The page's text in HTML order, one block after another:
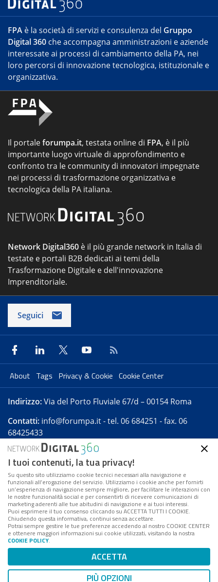
FPA è la società di servizi e consulenza del Gruppo
Digital 360 che accompagna amministrazioni e aziende
interessate ai processi di cambiamento della PA, nei
loro percorsi di innovazione tecnologica, istituzionale e
organizzativa.
Il portaleforumpa.it, testata online di FPA, è il più
importante luogo virtuale di approfondimento e
confronto tra le community di innovatori impegnate
nei processi di trasformazione organizzativa e
tecnologica della PA italiana.
Network Digital360 è il più grande network in Italia di
testate e portali B2B dedicati ai temi della
Trasformazione Digitale e dell'innovazione
Imprenditoriale.
Seguici
About Tags Privacy & Cookie Cookie Center
Indirizzo:Via del Porto Fluviale 67/d – 00154 Roma
Contatti: info@forumpa.it- tel. 06 684251 - fax. 06
68425433
Forumpa.itè una pubblicazione telematica iscritta
presso Registro della stampa del Tribunale di Roma -
Reg. n. 182 del 2 maggio 2008 - Direttore resp. Michela
Stentella
FPA s.r.l. è società soggetta a Direzione e
Coordinamento da parte di Digital360 S.p.A. - FPA s.r.l.
è un'azienda certificata per il sistema di management
Codice Fiscale/Partita IVA n. 10693191008 - R.E.A. Roma
n. 1249791. ISP AWS
Mappa del sito
I tuoi contenuti, la tua privacy!
Su questo sito utilizziamo cookie tecnici necessari alla navigazione e
funzionali all’erogazione del servizio. Utilizziamo i cookie anche per fornirti
un’esperienza di navigazione sempre migliore, per facilitare le interazioni con
le nostre funzionalità social e per consentirti di ricevere comunicazioni di
marketing aderenti alle tue abitudini di navigazione e ai tuoi interessi.
Puoi esprimere il tuo consenso cliccando su ACCETTA TUTTI I COOKIE.
Chiudendo questa informativa, continui senza accettare.
Potrai sempre gestire le tue preferenze accedendo al nostro COOKIE CENTER
e ottenere maggiori informazioni sui cookie utilizzati, visitando la nostra
COOKIE POLICY.
ACCETTA
PIÙ OPZIONI